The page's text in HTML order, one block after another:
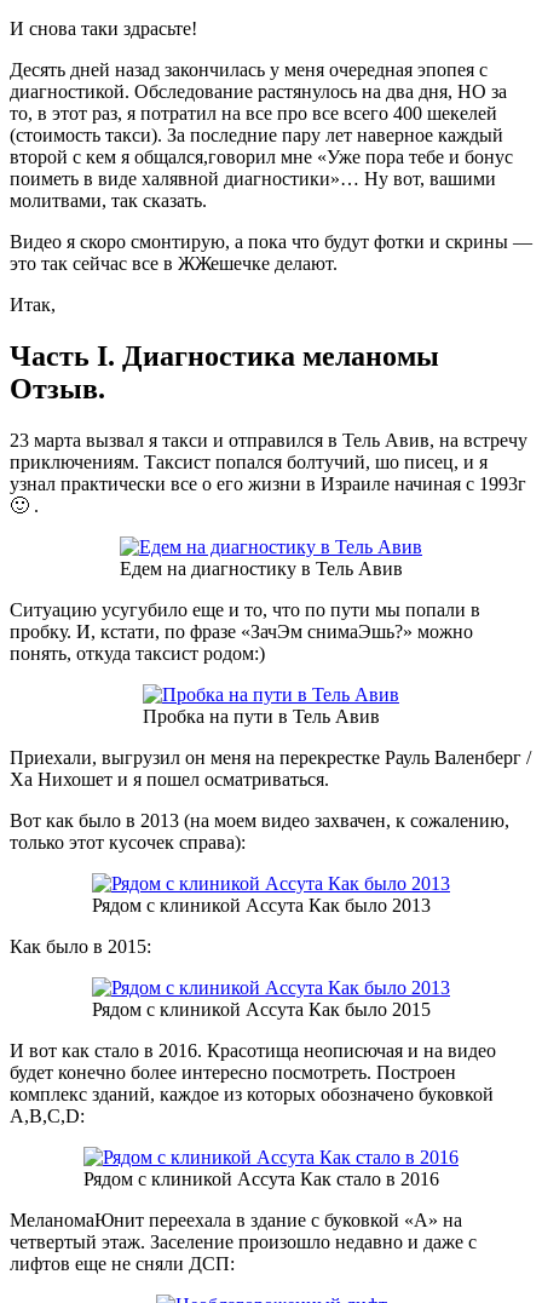
И снова таки здрасьте!
Десять дней назад закончилась у меня очередная эпопея с
диагностикой. Обследование растянулось на два дня, НО за
то, в этот раз, я потратил на все про все всего 400 шекелей
(стоимость такси). За последние пару лет наверное каждый
второй с кем я общался,говорил мне «Уже пора тебе и бонус
поиметь в виде халявной диагностики»… Ну вот, вашими
молитвами, так сказать.
Видео я скоро смонтирую, а пока что будут фотки и скрины —
это так сейчас все в ЖЖешечке делают.
Итак,
Часть I. Диагностика меланомы
Отзыв.
23 марта вызвал я такси и отправился в Тель Авив, на встречу
приключениям. Таксист попался болтучий, шо писец, и я
узнал практически все о его жизни в Израиле начиная с 1993г
🙂 .
Едем на диагностику в Тель Авив
Ситуацию усугубило еще и то, что по пути мы попали в
пробку. И, кстати, по фразе «ЗачЭм снимаЭшь?» можно
понять, откуда таксист родом:)
Пробка на пути в Тель Авив
Приехали, выгрузил он меня на перекрестке Рауль Валенберг /
Ха Нихошет и я пошел осматриваться.
Вот как было в 2013 (на моем видео захвачен, к сожалению,
только этот кусочек справа):
Рядом с клиникой Ассута Как было 2013
Как было в 2015:
Рядом с клиникой Ассута Как было 2015
И вот как стало в 2016. Красотища неописючая и на видео
будет конечно более интересно посмотреть. Построен
комплекс зданий, каждое из которых обозначено буковкой
A,B,C,D:
Рядом с клиникой Ассута Как стало в 2016
МеланомаЮнит переехала в здание с буковкой «А» на
четвертый этаж. Заселение произошло недавно и даже с
лифтов еще не сняли ДСП: